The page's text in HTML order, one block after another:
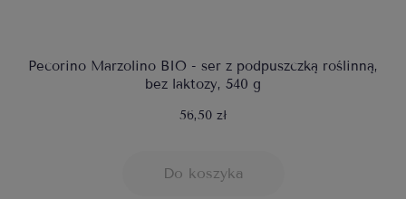
Pecorino Marzolino BIO - ser z podpuszczką roślinną,
bez laktozy, 540 g
56,50 zł
Do koszyka